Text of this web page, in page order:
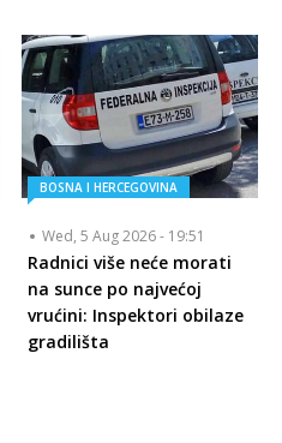
BOSNA I HERCEGOVINA
Wed, 5 Aug 2026 - 19:51
Radnici više neće morati
na sunce po najvećoj
vrućini: Inspektori obilaze
gradilišta